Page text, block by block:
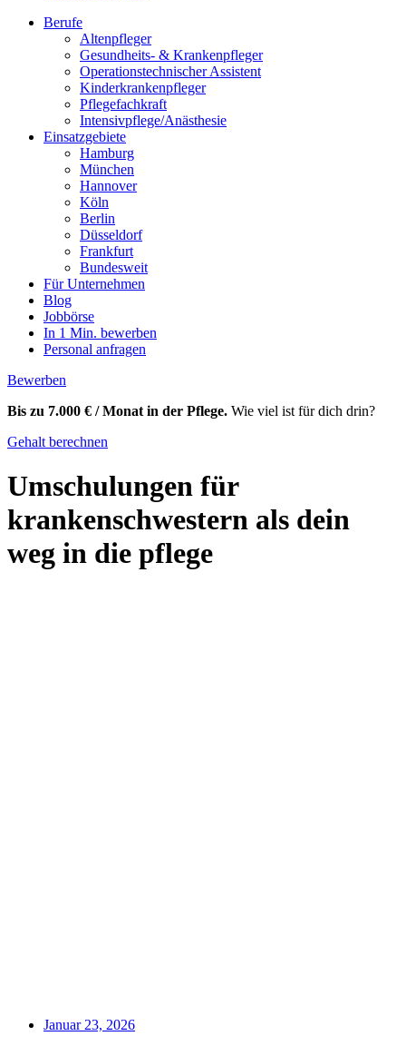
Berufe
Altenpfleger
Gesundheits- & Krankenpfleger
Operationstechnischer Assistent
Kinderkrankenpfleger
Pflegefachkraft
Intensivpflege/Anästhesie
Einsatzgebiete
Hamburg
München
Hannover
Köln
Berlin
Düsseldorf
Frankfurt
Bundesweit
Für Unternehmen
Blog
Jobbörse
In 1 Min. bewerben
Personal anfragen
Bewerben
Bis zu 7.000 € / Monat in der Pflege. Wie viel ist für dich drin?
Gehalt berechnen
Umschulungen für
krankenschwestern als dein
weg in die pflege
Januar 23, 2026